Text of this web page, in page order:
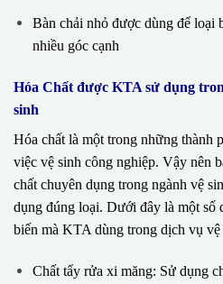
Bàn chải nhỏ được dùng để loại
nhiều góc cạnh
Hóa Chất được KTA sử dụng
sinh
Hóa chất là một trong những thành
việc vệ sinh công nghiệp. Vậy nên
chất chuyên dụng trong ngành vệ
dụng đúng loại. Dưới đây là một số
biến mà KTA dùng trong dịch vụ vệ
Chất tẩy rửa xi măng: Sử dụng